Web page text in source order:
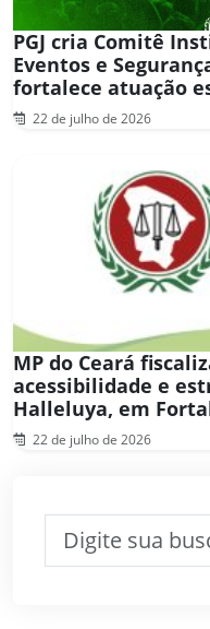
PGJ cria Comitê
Eventos e
fortalece atuação
22 de julho de 2026
MP do Ceará
acessibilidade e
Halleluya, em
22 de julho de 2026